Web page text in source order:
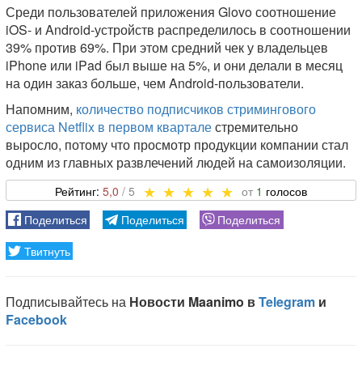
Среди пользователей приложения Glovo соотношение
iOS- и Android-устройств распределилось в соотношении
39% против 69%. При этом средний чек у владельцев
iPhone или iPad был выше на 5%, и они делали в месяц
на один заказ больше, чем Android-пользователи.
Напомним, количество подписчиков стримингового
сервиса Netflix в первом кварталестремительно
выросло, потому что просмотр продукции компании стал
одним из главных развлечений людей на самоизоляции.
5,0 1